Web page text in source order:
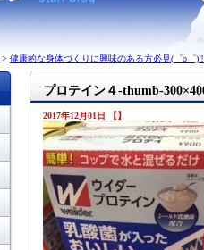
> 健康的な身体づくりに興味のある方必見(゜o゜)‼
プロテイン４-thumb-
2017年12月01日 【】